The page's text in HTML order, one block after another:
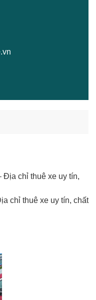
chỉ thuê xe uy tín, chất